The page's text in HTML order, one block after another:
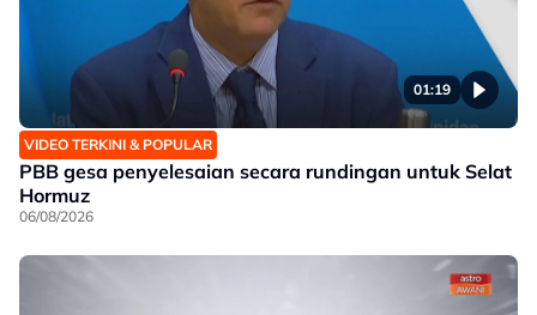
01:19
VIDEO TERKINI & POPULAR
PBB gesa penyelesaian secara rundingan untuk Selat
Hormuz
06/08/2026